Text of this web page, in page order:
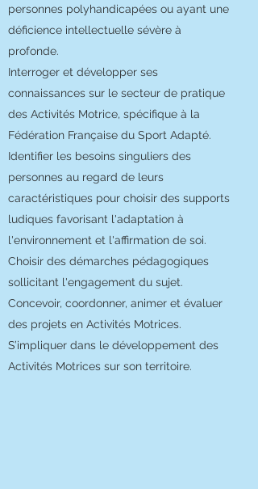
personnes polyhandicapées ou ayant une
déficience intellectuelle sévère à
profonde.
Interroger et développer ses
connaissances sur le secteur de pratique
des Activités Motrice, spécifique à la
Fédération Française du Sport Adapté.
Identifier les besoins singuliers des
personnes au regard de leurs
caractéristiques pour choisir des supports
ludiques favorisant l'adaptation à
l'environnement et l'affirmation de soi.
Choisir des démarches pédagogiques
sollicitant l'engagement du sujet.
Concevoir, coordonner, animer et évaluer
des projets en Activités Motrices.
S’impliquer dans le développement des
Activités Motrices sur son territoire.